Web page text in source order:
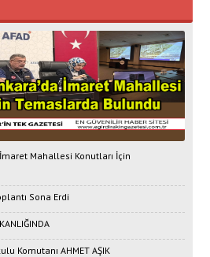
Mahallesi Konutları İçin
Sona Erdi
Komutanı AHMET AŞIK